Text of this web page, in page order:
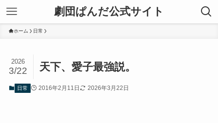
劇団ぱんだ公式サイト
ホーム 日常
天下、愛子最強説。
2026
3/22
日常 2016年2月11日 2026年3月22日